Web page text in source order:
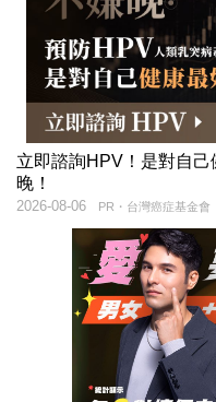
立即諮詢HPV！是對自
晚！
PR・台灣癌症基金會
2026-08-06